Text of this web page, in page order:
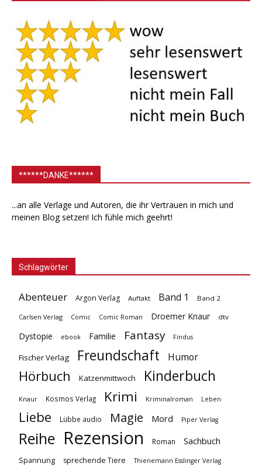
******DANKE******
...an alle Verlage und Autoren, die ihr Vertrauen in mich und
meinen Blog setzen! Ich fühle mich geehrt!
Schlagwörter
Abenteuer Argon Verlag Auftakt Band 1 Band 2
Carlsen Verlag Comic Comic Roman Droemer Knaur dtv
Dystopie ebook Familie Fantasy Findus
Fischer Verlag Freundschaft Humor
Hörbuch Katzenmittwoch Kinderbuch
Knaur Kosmos Verlag Krimi Kriminalroman Leben
Liebe Lübbe audio Magie Mord Piper Verlag
Reihe Rezension Roman Sachbuch
Spannung sprechende Tiere Thienemann Esslinger Verlag